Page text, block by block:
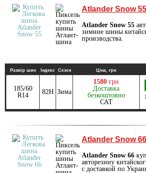
Atlander Snow 55
Atlander Snow 55
зимние шины
производства.
Размір шин Індекс Сезон Ціна, грн
185/60
R14
82H Зима
1580 грн
Доставка
безкоштовно
САТ
Atlander Snow 66
Atlander Snow 66
авторезину
с доставкой по